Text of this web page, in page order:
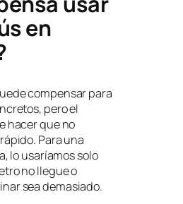
en
compensar para
pero el
hacer que no
Para una
lo usaríamos solo
no llegue o
sea demasiado.